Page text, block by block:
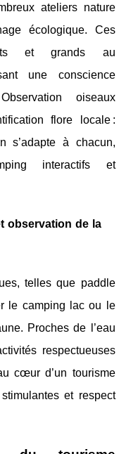
ateliers nature
écologique. Ces
et grands au
une conscience
oiseaux
flore locale :
s’adapte à chacun,
interactifs et
observation de la
telles que paddle
le camping lac ou le
Proches de l’eau
respectueuses
cœur d’un tourisme
et respect